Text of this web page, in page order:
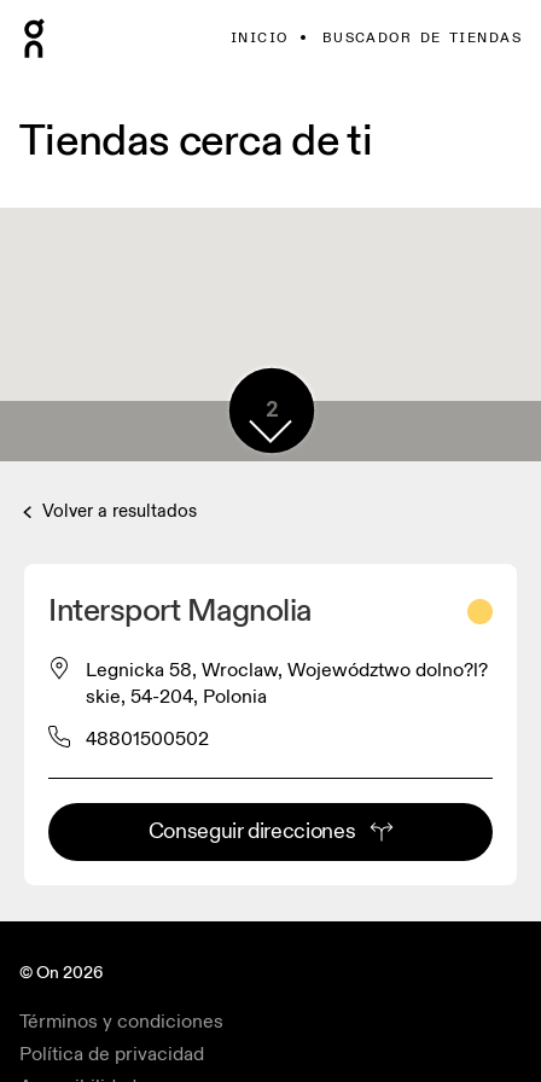
INICIO BUSCADOR DE TIENDAS
Tiendas cerca de ti
2
Volver a resultados
Intersport Magnolia
Legnicka 58, Wroclaw, Województwo dolno?l?
skie, 54-204, Polonia
48801500502
Conseguir direcciones
© On 2026
Términos y condiciones
Política de privacidad